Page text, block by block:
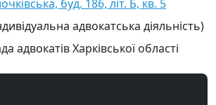
буд. 186, літ. Б, кв. 5
адвокатська діяльність)
адвокатів Харківської області